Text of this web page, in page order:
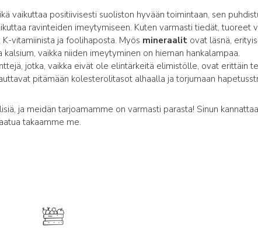
vaikuttaa positiivisesti suoliston hyvään toimintaan, sen
ravinteiden imeytymiseen. Kuten varmasti tiedät, tuoreet
K-vitamiinista ja foolihaposta. Myös mineraalit ovat läsnä,
vaikka niiden imeytyminen on hieman hankalampaa.
jotka, vaikka eivät ole elintärkeitä elimistölle, ovat erittäin
pitämään kolesterolitasot alhaalla ja torjumaan
ja meidän tarjoamamme on varmasti parasta! Sinun
takaamme me.